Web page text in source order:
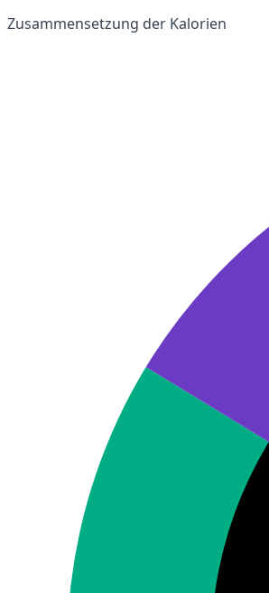
Zusammensetzung der Kalorien